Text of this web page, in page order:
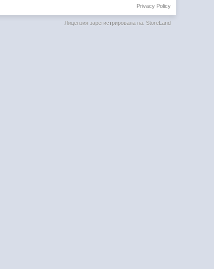
Privacy Policy
Лицензия зарегистрирована на: StoreLand